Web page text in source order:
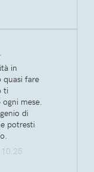
in
fare
ti
mese.
di
potresti